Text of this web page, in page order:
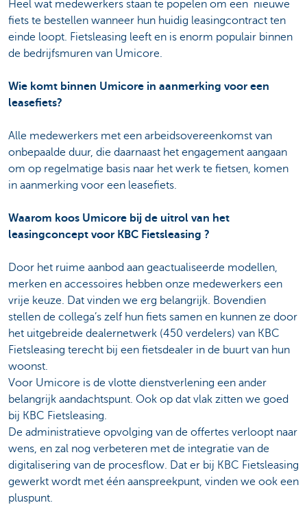
Heel wat medewerkers staan te popelen om een nieuwe
fiets te bestellen wanneer hun huidig leasingcontract ten
einde loopt. Fietsleasing leeft en is enorm populair binnen
de bedrijfsmuren van Umicore.
Wie komt binnen Umicore in aanmerking voor een
leasefiets?
Alle medewerkers met een arbeidsovereenkomst van
onbepaalde duur, die daarnaast het engagement aangaan
om op regelmatige basis naar het werk te fietsen, komen
in aanmerking voor een leasefiets.
Waarom koos Umicore bij de uitrol van het
leasingconcept voor KBC Fietsleasing ?
Door het ruime aanbod aan geactualiseerde modellen,
merken en accessoires hebben onze medewerkers een
vrije keuze. Dat vinden we erg belangrijk. Bovendien
stellen de collega’s zelf hun fiets samen en kunnen ze door
het uitgebreide dealernetwerk (450 verdelers) van KBC
Fietsleasing terecht bij een fietsdealer in de buurt van hun
woonst.
Voor Umicore is de vlotte dienstverlening een ander
belangrijk aandachtspunt. Ook op dat vlak zitten we goed
bij KBC Fietsleasing.
De administratieve opvolging van de offertes verloopt naar
wens, en zal nog verbeteren met de integratie van de
digitalisering van de procesflow. Dat er bij KBC Fietsleasing
gewerkt wordt met één aanspreekpunt, vinden we ook een
pluspunt.